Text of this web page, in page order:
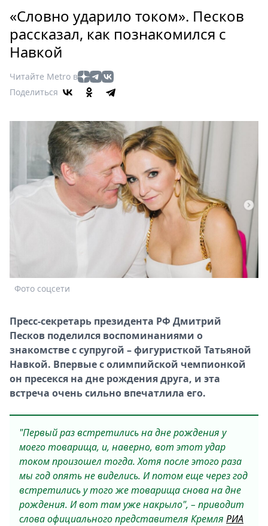
Россия
Мир
Здоровье
Туризм
Мода
Театр
Кино
Афиша
Книги
Выставки
Пресс-
релизы
Спецпроекты
Звезды
2026
Скачай
Metro
«Словно ударило током». Песков
рассказал, как познакомился с
Навкой
Читайте Metro в
Поделиться
Фото соцсети
Пресс-секретарь президента РФ Дмитрий
Песков поделился воспоминаниями о
знакомстве с супругой – фигуристкой Татьяной
Навкой. Впервые с олимпийской чемпионкой
он пресекся на дне рождения друга, и эта
встреча очень сильно впечатлила его.
"Первый раз встретились на дне рождения у
моего товарища, и, наверно, вот этот удар
током произошел тогда. Хотя после этого раза
мы год опять не виделись. И потом еще через год
встретились у того же товарища снова на дне
рождения. И вот там уже накрыло", – приводит
слова официального представителя Кремля РИА